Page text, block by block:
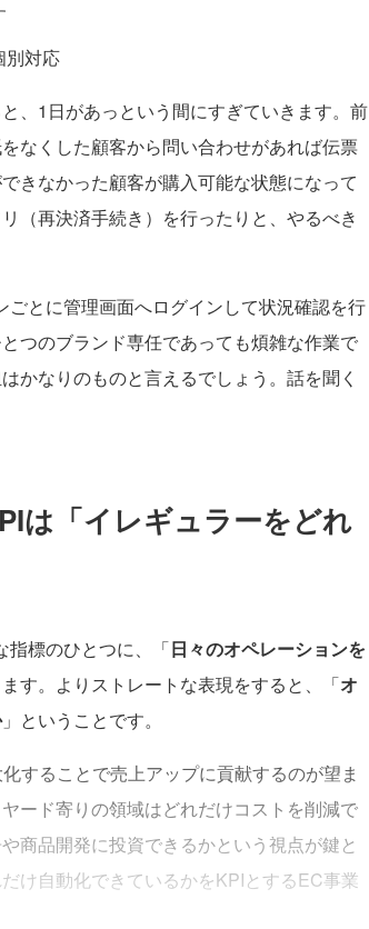
別対応
、1日があっという間にすぎていきます。前
なくした顧客から問い合わせがあれば伝票
きなかった顧客が購入可能な状態になって
（再決済手続き）を行ったりと、やるべき
とに管理画面へログインして状況確認を行
つのブランド専任であっても煩雑な作業で
かなりのものと言えるでしょう。話を聞く
は「イレギュラーをどれ
標のひとつに、「日々のオペレーションを
す。よりストレートな表現をすると、「オ
」ということです。
することで売上アップに貢献するのが望ま
ード寄りの領域はどれだけコストを削減で
商品開発に投資できるかという視点が鍵と
け自動化できているかをKPIとするEC事業